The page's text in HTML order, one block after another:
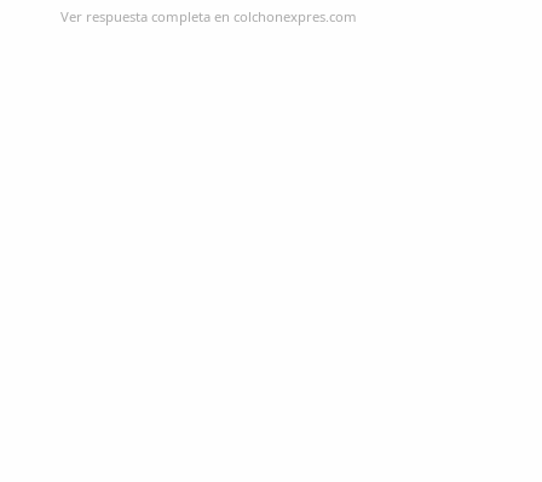
Ver respuesta completa en colchonexpres.com